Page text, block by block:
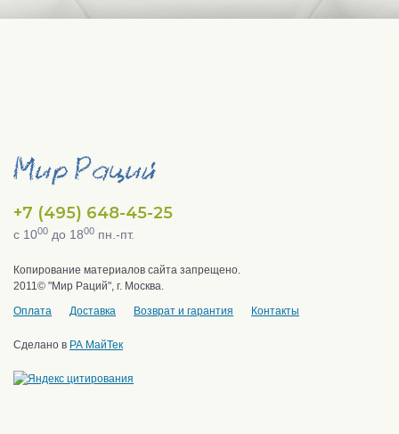
+7 (495) 648-45-25
с 1000 до 1800 пн.-пт.
Копирование материалов сайта запрещено.
2011© "Мир Раций", г. Москва.
Оплата
Доставка Возврат и гарантия Контакты
Сделано в РА МайТек